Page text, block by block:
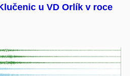
u VD Orlík v roce